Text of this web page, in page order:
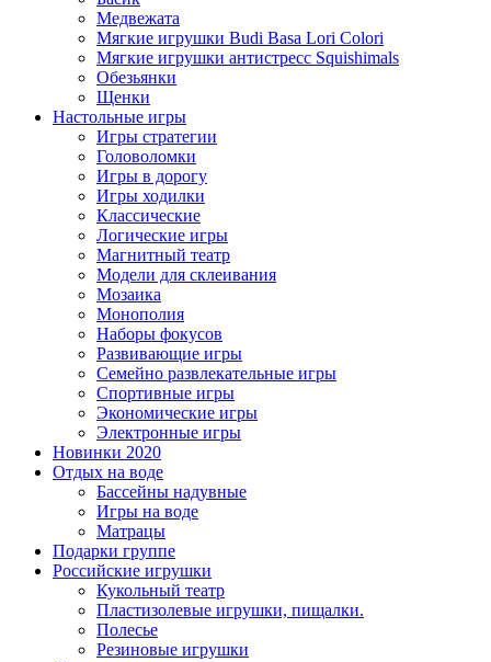
Медвежата
Мягкие игрушки Budi Basa Lori Colori
Мягкие игрушки антистресс Squishimals
Обезьянки
Щенки
Настольные игры
Игры стратегии
Головоломки
Игры в дорогу
Игры ходилки
Классические
Логические игры
Магнитный театр
Модели для склеивания
Мозаика
Монополия
Наборы фокусов
Развивающие игры
Семейно развлекательные игры
Спортивные игры
Экономические игры
Электронные игры
Новинки 2020
Отдых на воде
Бассейны надувные
Игры на воде
Матрацы
Подарки группе
Российские игрушки
Кукольный театр
Пластизолевые игрушки, пищалки.
Полесье
Резиновые игрушки